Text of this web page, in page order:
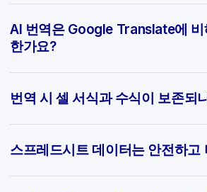
AI 번역은 Google Translate에
한가요?
번역 시 셀 서식과 수식이 보존되
스프레드시트 데이터는 안전하고